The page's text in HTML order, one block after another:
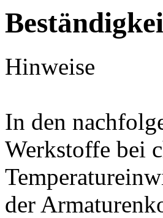
Hinweise
In den
Werkstoffe bei
der